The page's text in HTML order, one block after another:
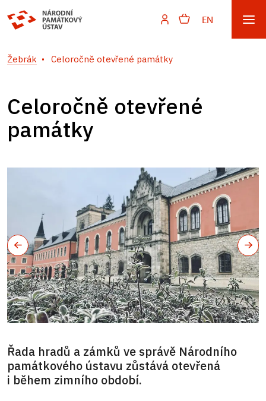
EN
Žebrák Celoročně otevřené památky
Celoročně otevřené
památky
Řada hradů a zámků ve správě Národního
památkového ústavu zůstává otevřená
i během zimního období.